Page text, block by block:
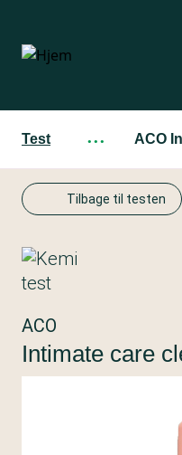
hovedindhold
Test ··· ACO
Tilbage til testen
ACO
Intimate care